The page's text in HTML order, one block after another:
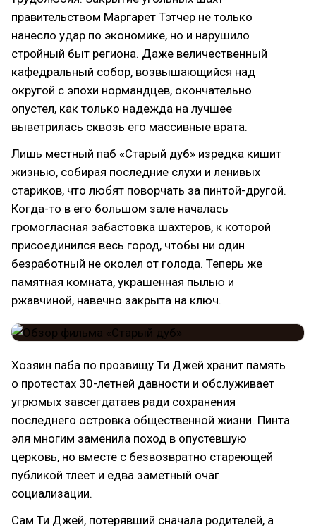
правительством Маргарет Тэтчер не только
нанесло удар по экономике, но и нарушило
стройный быт региона. Даже величественный
кафедральный собор, возвышающийся над
округой с эпохи нормандцев, окончательно
опустел, как только надежда на лучшее
выветрилась сквозь его массивные врата.
Лишь местный паб «Старый дуб» изредка кишит
жизнью, собирая последние слухи и ленивых
стариков, что любят поворчать за пинтой-другой.
Когда-то в его большом зале началась
громогласная забастовка шахтеров, к которой
присоединился весь город, чтобы ни один
безработный не околел от голода. Теперь же
памятная комната, украшенная пылью и
ржавчиной, навечно закрыта на ключ.
Хозяин паба по прозвищу Ти Джей хранит память
о протестах 30-летней давности и обслуживает
угрюмых завсегдатаев ради сохранения
последнего островка общественной жизни. Пинта
эля многим заменила поход в опустевшую
церковь, но вместе с безвозвратно стареющей
публикой тлеет и едва заметный очаг
социализации.
Сам Ти Джей, потерявший сначала родителей, а